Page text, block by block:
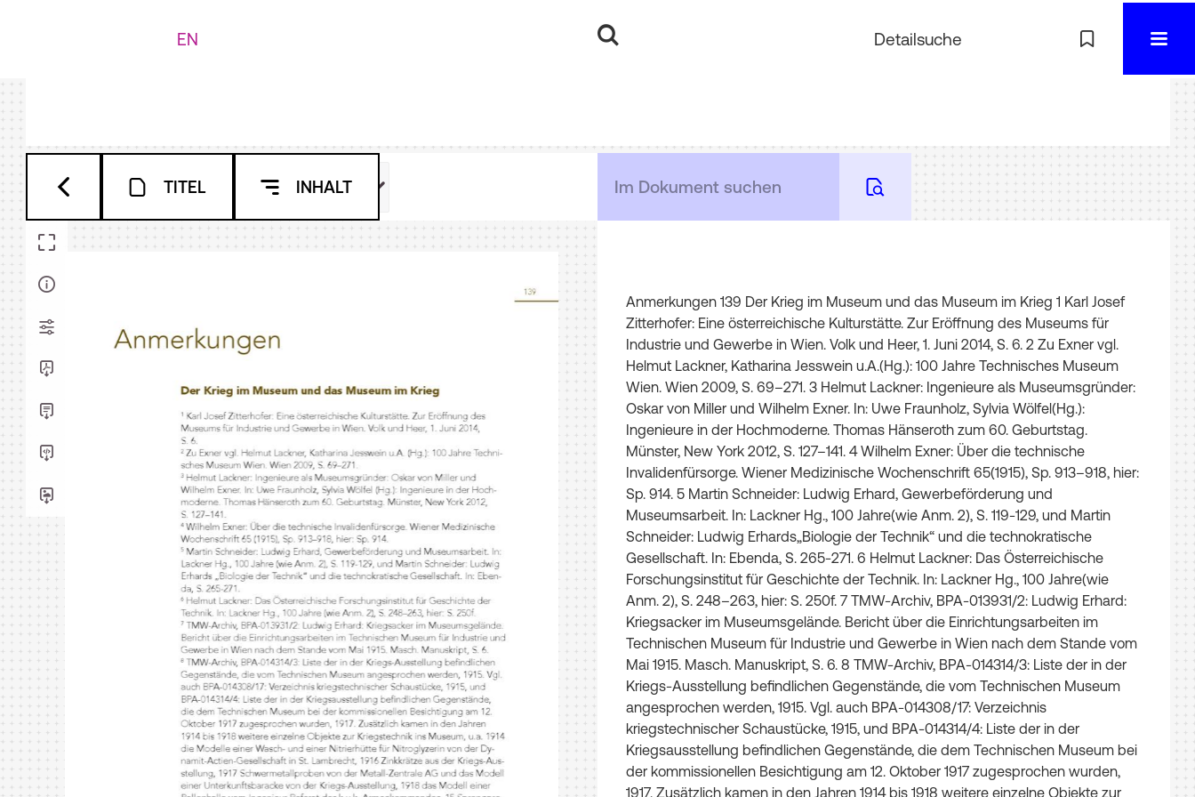
EN Detailsuche
TITEL INHALT
Anmerkungen 139 Der Krieg im Museum und das Museum im Krieg 1 Karl Josef
Zitterhofer: Eine österreichische Kulturstätte. Zur Eröffnung des Museums für
Industrie und Gewerbe in Wien. Volk und Heer, 1. Juni 2014, S. 6. 2 Zu Exner vgl.
Helmut Lackner, Katharina Jesswein u.A.(Hg.): 100 Jahre Techni­sches Museum
Wien. Wien 2009, S. 69–271. 3 Helmut Lackner: Ingenieure als Museumsgründer:
Oskar von Miller und Wilhelm Exner. In: Uwe Fraunholz, Sylvia Wölfel(Hg.):
Ingenieure in der Hoch­moderne. Thomas Hänseroth zum 60. Geburtstag.
Münster, New York 2012, S. 127–141. 4 Wilhelm Exner: Über die technische
Invalidenfürsorge. Wiener Medizinische Wochenschrift 65(1915), Sp. 913–918, hier:
Sp. 914. 5 Martin Schneider: Ludwig Erhard, Gewerbeförderung und
Museumsarbeit. In: Lackner Hg., 100 Jahre(wie Anm. 2), S. 119-129, und Martin
Schneider: Ludwig Erhards„Biologie der Technik“ und die technokratische
Gesellschaft. In: Eben­da, S. 265-271. 6 Helmut Lackner: Das Österreichische
Forschungsinstitut für Geschichte der Technik. In: Lackner Hg., 100 Jahre(wie
Anm. 2), S. 248–263, hier: S. 250f. 7 TMW-Archiv, BPA-013931/2: Ludwig Erhard:
Kriegsacker im Museumsgelände. Bericht über die Einrichtungsarbeiten im
Technischen Museum für Industrie und Gewerbe in Wien nach dem Stande vom
Mai 1915. Masch. Manuskript, S. 6. 8 TMW-Archiv, BPA-014314/3: Liste der in der
Kriegs-Ausstellung befindlichen Gegenstände, die vom Technischen Museum
angesprochen werden, 1915. Vgl. auch BPA-014308/17: Verzeichnis
kriegstechnischer Schaustücke, 1915, und BPA-014314/4: Liste der in der
Kriegsausstellung befindlichen Gegenstände, die dem Technischen Museum bei
der kommissionellen Besichtigung am 12. Oktober 1917 zugesprochen wurden,
1917. Zusätzlich kamen in den Jahren 1914bis 1918 weitere einzelne Objekte zur